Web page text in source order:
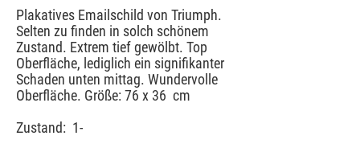
Plakatives Emailschild von Triumph.
Selten zu finden in solch schönem
Zustand. Extrem tief gewölbt. Top
Oberfläche, lediglich ein signifikanter
Schaden unten mittag. Wundervolle
Oberfläche. Größe: 76 x 36 cm
Zustand: 1-